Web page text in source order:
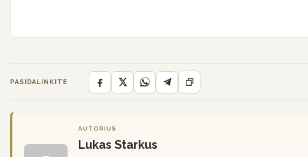
PASIDALINKITE
AUTORIUS
Lukas Starkus